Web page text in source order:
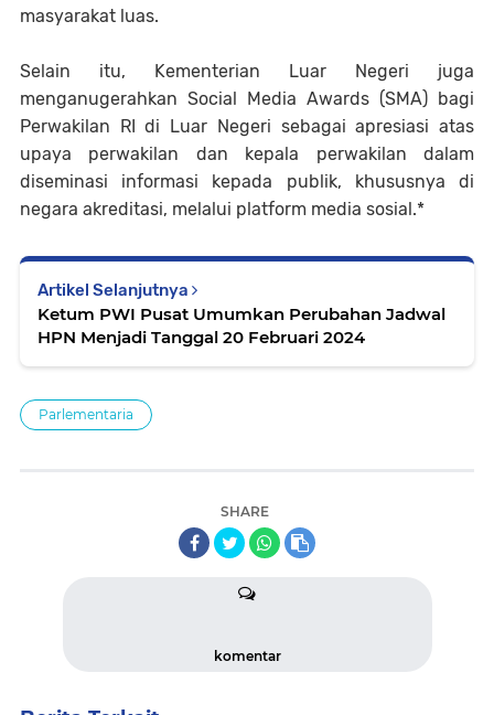
masyarakat luas.
Selain itu, Kementerian Luar Negeri juga
menganugerahkan Social Media Awards (SMA) bagi
Perwakilan RI di Luar Negeri sebagai apresiasi atas
upaya perwakilan dan kepala perwakilan dalam
diseminasi informasi kepada publik, khususnya di
negara akreditasi, melalui platform media sosial.*
Artikel Selanjutnya
Ketum PWI Pusat Umumkan Perubahan Jadwal
HPN Menjadi Tanggal 20 Februari 2024
Parlementaria
SHARE
komentar